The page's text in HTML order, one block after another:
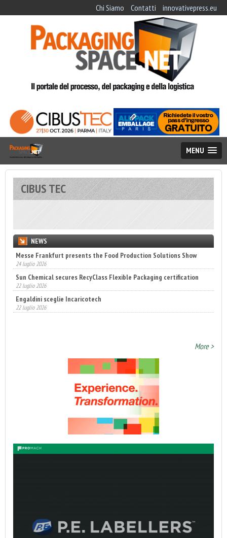
Chi Siamo Contatti innovativepress.eu
MENU
CIBUS TEC
NEWS
Messe Frankfurt presents the Food Production Solutions Show
24 luglio 2026
Sun Chemical secures RecyClass Flexible Packaging certification
22 luglio 2026
Engaldini sceglie Incaricotech
22 luglio 2026
Annunciati i finalisti dei Diamonds Awards 2026 di FTA Europe
14 luglio 2026
More >